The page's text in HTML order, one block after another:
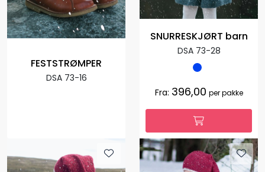
FESTSTRØMPER
DSA 73-16
SNURRESKJØRT barn
DSA 73-28
Fra: 396,00 per pakke